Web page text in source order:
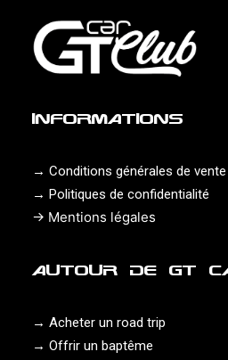
INFORMATIONS
→ Conditions générales de vente
→ Politiques de confidentialité
→ Mentions légales
AUTOUR DE GT
→ Acheter un road trip
→ Offrir un baptême